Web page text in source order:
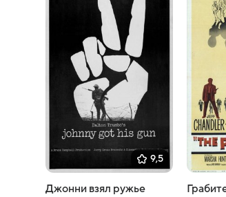
9,5
Джонни взял ружье